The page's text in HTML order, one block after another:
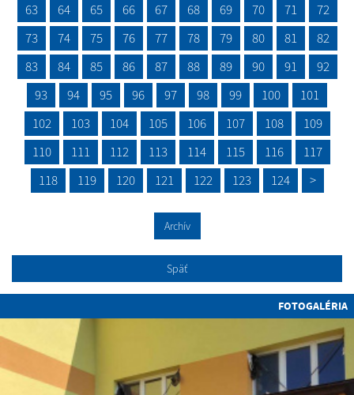
63
64 65 66 67 68 69 70 71
72
73
74 75 76 77 78 79 80 81
82
83
84 85 86 87 88 89 90 91
92
93
94 95 96 97 98 99 100
101
102
103 104 105 106 107 108
109
110
111 112 113 114 115 116
117
118
119 120 121 122 123 124 >
Archív
Späť
FOTOGALÉRIA